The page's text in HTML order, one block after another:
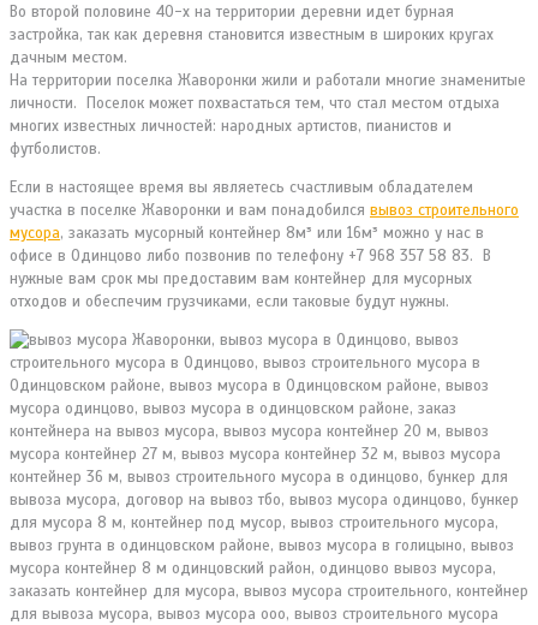
Во второй половине 40-х на территории деревни идет бурная
застройка, так как деревня становится известным в широких кругах
дачным местом.
На территории поселка Жаворонки жили и работали многие знаменитые
личности. Поселок может похвастаться тем, что стал местом отдыха
многих известных личностей: народных артистов, пианистов и
футболистов.
Если в настоящее время вы являетесь счастливым обладателем
участка в поселке Жаворонки и вам понадобился вывоз строительного
мусора, заказать мусорный контейнер 8м³ или 16м³ можно у нас в
офисе в Одинцово либо позвонив по телефону +7 968 357 58 83. В
нужные вам срок мы предоставим вам контейнер для мусорных
отходов и обеспечим грузчиками, если таковые будут нужны.